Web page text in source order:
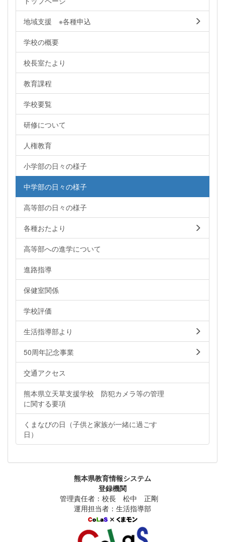
地域支援 ※各種申込
学校の概要
校長室たより
教育課程
学校要覧
研修について
人権教育
小学部の日々の様子
中学部の日々の様子
高等部の日々の様子
各種おたより
高等部への進学について
進路指導
保健室関係
学校評価
生活指導部より
50周年記念事業
交通アクセス
熊本県立天草支援学校 防犯カメラ等の管理
に関する要項
くまなびの日（子供と家族が一緒に過ごす
日）
熊本県教育情報システム
登録機関
管理責任者：校長 松中 正剛
運用担当者：生活指導部